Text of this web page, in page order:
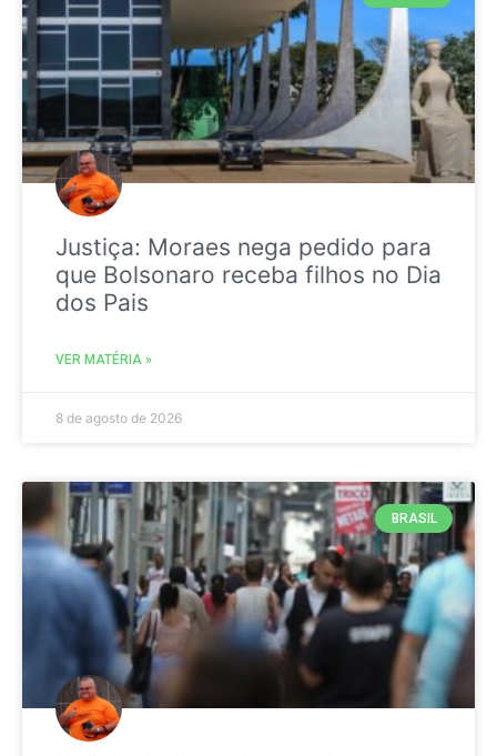
Justiça: Moraes nega pedido para
que Bolsonaro receba filhos no Dia
dos Pais
VER MATÉRIA »
8 de agosto de 2026
BRASIL